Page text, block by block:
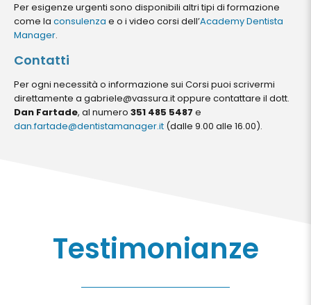
Per esigenze urgenti sono disponibili altri tipi di formazione
come la consulenza e o i video corsi dell’Academy Dentista
Manager.
Contatti
Per ogni necessità o informazione sui Corsi puoi scrivermi
direttamente a gabriele@vassura.it oppure contattare il dott.
Dan Fartade, al numero 351 485 5487 e
dan.fartade@dentistamanager.it (dalle 9.00 alle 16.00).
Testimonianze